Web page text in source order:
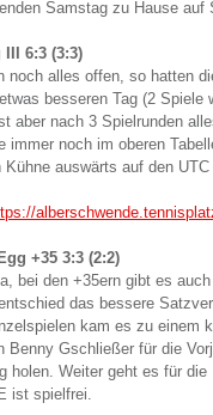
Samstag zu Hause auf
6:3 (3:3)
noch alles offen, so hatten
besseren Tag (2 Spiele
aber nach 3 Spielrunden
immer noch im oberen
Kühne auswärts auf den
+35 3:3 (2:2)
bei den +35ern gibt es auch
das bessere
kam es zu einem
Benny Gschließer für die
holen. Weiter geht es für
ist spielfrei.